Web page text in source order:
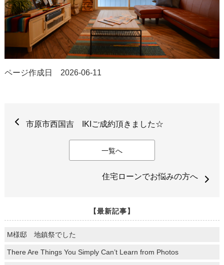
ページ作成日 2026-06-11
市原市西国吉 IKIご成約頂きました☆
一覧へ
住宅ローンでお悩みの方へ
【最新記事】
M様邸 地鎮祭でした
There Are Things You Simply Can’t Learn from Photos